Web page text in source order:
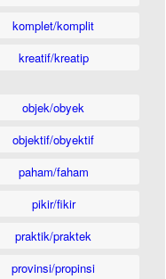
komplet/komplit
kreatif/kreatip
objek/obyek
objektif/obyektif
paham/faham
pikir/fikir
praktik/praktek
provinsi/propinsi